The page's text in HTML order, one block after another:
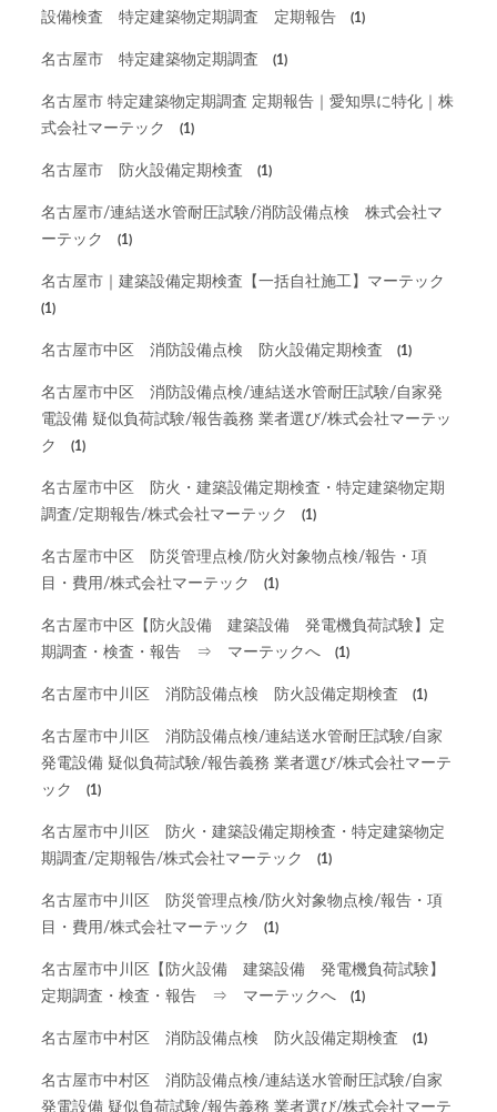
設備検査 特定建築物定期調査 定期報告
(1)
名古屋市 特定建築物定期調査 (1)
名古屋市 特定建築物定期調査 定期報告｜愛知県に特化｜株
式会社マーテック
(1)
名古屋市 防火設備定期検査 (1)
名古屋市/連結送水管耐圧試験/消防設備点検 株式会社マ
ーテック
(1)
名古屋市｜建築設備定期検査【一括自社施工】マーテック
(1)
名古屋市中区 消防設備点検 防火設備定期検査 (1)
名古屋市中区 消防設備点検/連結送水管耐圧試験/自家発
電設備 疑似負荷試験/報告義務 業者選び/株式会社マーテッ
ク
(1)
名古屋市中区 防火・建築設備定期検査・特定建築物定期
調査/定期報告/株式会社マーテック
(1)
名古屋市中区 防災管理点検/防火対象物点検/報告・項
目・費用/株式会社マーテック
(1)
名古屋市中区【防火設備 建築設備 発電機負荷試験】定
期調査・検査・報告 ⇒ マーテックへ
(1)
名古屋市中川区 消防設備点検 防火設備定期検査 (1)
名古屋市中川区 消防設備点検/連結送水管耐圧試験/自家
発電設備 疑似負荷試験/報告義務 業者選び/株式会社マーテ
ック
(1)
名古屋市中川区 防火・建築設備定期検査・特定建築物定
期調査/定期報告/株式会社マーテック
(1)
名古屋市中川区 防災管理点検/防火対象物点検/報告・項
目・費用/株式会社マーテック
(1)
名古屋市中川区【防火設備 建築設備 発電機負荷試験】
定期調査・検査・報告 ⇒ マーテックへ
(1)
名古屋市中村区 消防設備点検 防火設備定期検査 (1)
名古屋市中村区 消防設備点検/連結送水管耐圧試験/自家
発電設備 疑似負荷試験/報告義務 業者選び/株式会社マーテ